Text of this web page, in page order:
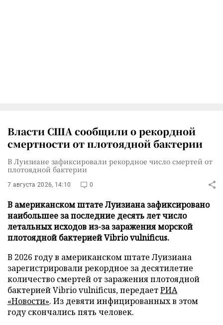
Власти США сообщили о рекордной
смертности от плотоядной бактерии
В Луизиане зафиксировали рекордное число смертей от
плотоядной бактерии
7 августа 2026, 14:10 0
В американском штате Луизиана зафиксировано
наибольшее за последние десять лет число
летальных исходов из-за заражения морской
плотоядной бактерией Vibrio vulnificus.
В 2026 году в американском штате Луизиана
зарегистрировали рекордное за десятилетие
количество смертей от заражения плотоядной
бактерией Vibrio vulnificus, передаетРИА
«Новости». Из девяти инфицированных в этом
году скончались пять человек.